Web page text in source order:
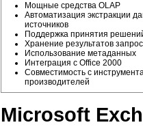
Мощные средства OLAP
Автоматизация экстракции
источников
Поддержка принятия
Хранение результатов
Использование метаданных
Интеграция с Office 2000
Совместимость с
производителей
Microsoft